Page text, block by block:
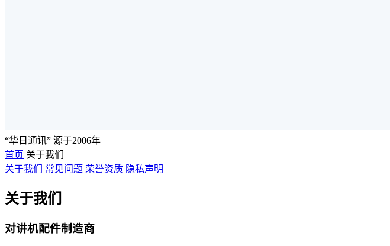
“华日通讯” 源于2006年
首页 关于我们
关于我们
常见问题 荣誉资质 隐私声明
关于我们
对讲机配件制造商